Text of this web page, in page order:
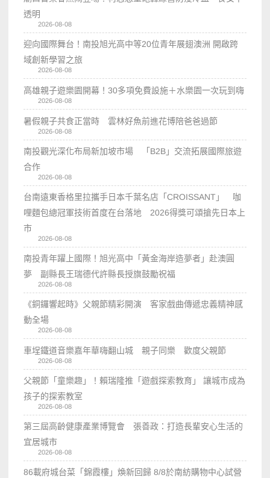
透明
2026-08-08
迎向國際舞台！南投旭光高中等20位青年展翅澳洲 開啟跨
域創新學習之旅
2026-08-08
高雄親子遊樂園開幕！30多項免費設施＋水樂園一次玩到嗨
2026-08-08
暑假親子共食正當時 雲林好魚前進花博陪爸爸過節
2026-08-08
南投觀光深化布局新加坡市場 「B2B」交流拓展國際旅遊
合作
2026-08-08
台南遠東香格里拉攜手日本千葉名店「CROISSANT」 咖
哩麵包總冠軍技術首度在台落地 2026得獎可頌搶先日本上
市
2026-08-08
南投青年躍上國際！旭光高中「黃金海岸造夢者」赴澳圓
夢 副縣長王瑞德代許縣長授旗鼓勵祝福
2026-08-08
《銅鑼響起時》父親節精彩開演 客家戲曲傳遞忠義精神感
動全場
2026-08-08
車埕鐵道音樂嘉年華嗨翻山城 親子同樂 歡度父親節
2026-08-08
父親節「童樂趣」！賴瑞隆推「遊戲探索教育」 讓城市成為
孩子的探索教室
2026-08-08
第三屆高齡健康產業博覽會 張善政：打造長輩安心生活的
宜居城市
2026-08-08
86載府城台菜「錦霞樓」煥新回歸 8/8於南紡購物中心試營